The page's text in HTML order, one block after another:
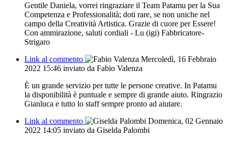
Gentile Daniela, vorrei ringraziare il Team Patamu per la Sua
Competenza e Professionalità; doti rare, se non uniche nel
campo della Creatività Artistica. Grazie di cuore per Essere!
Con ammirazione, saluti cordiali - Lu (igi) Fabbricatore-
Strigaro
Link al commento
Mercoledì, 16 Febbraio
2022 15:46 inviato da Fabio Valenza
È un grande servizio per tutte le persone creative. In Patamu
la disponibilità è puntuale e sempre di grande aiuto. Ringrazio
Gianluca e tutto lo staff sempre pronto ad aiutare.
Link al commento
Domenica, 02 Gennaio
2022 14:05 inviato da Giselda Palombi